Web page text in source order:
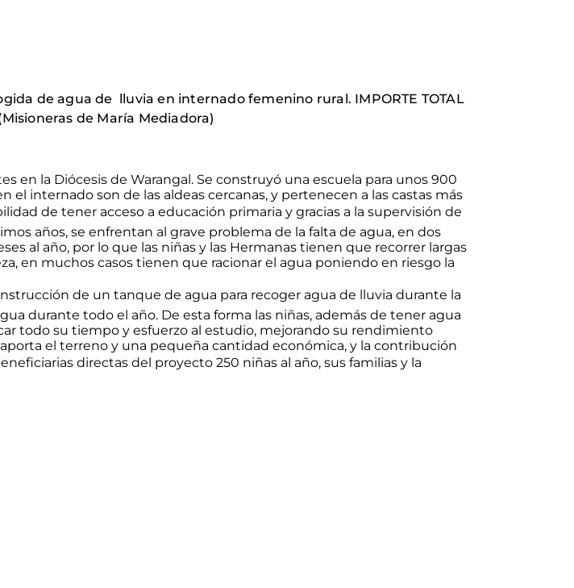
de agua de lluvia en internado femenino rural. IMPORTE TOTAL
de María Mediadora)
la Diócesis de Warangal. Se construyó una escuela para unos 900
el internado son de las aldeas cercanas, y pertenecen a las castas más
de tener acceso a educación primaria y gracias a la supervisión de
años, se enfrentan al grave problema de la falta de agua, en dos
al año, por lo que las niñas y las Hermanas tienen que recorrer largas
en muchos casos tienen que racionar el agua poniendo en riesgo la
de un tanque de agua para recoger agua de lluvia durante la
durante todo el año. De esta forma las niñas, además de tener agua
todo su tiempo y esfuerzo al estudio, mejorando su rendimiento
el terreno y una pequeña cantidad económica, y la contribución
directas del proyecto 250 niñas al año, sus familias y la